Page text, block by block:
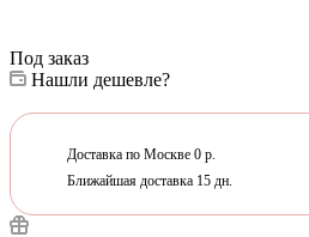
Под заказ
Нашли дешевле?
Доставка по Москве 0 р.
Ближайшая доставка 15 дн.